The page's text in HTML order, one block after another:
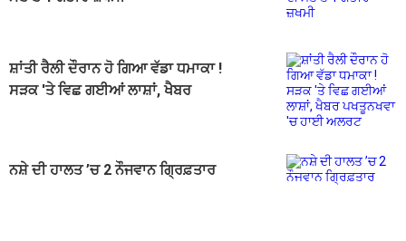
ਸ਼ਾਂਤੀ ਰੈਲੀ ਦੌਰਾਨ ਹੋ ਗਿਆ ਵੱਡਾ ਧਮਾਕਾ !
ਸੜਕ 'ਤੇ ਵਿਛ ਗਈਆਂ ਲਾਸ਼ਾਂ, ਖੈਬਰ
ਨਸ਼ੇ ਦੀ ਹਾਲਤ ’ਚ 2 ਨੌਜਵਾਨ ਗ੍ਰਿਫ਼ਤਾਰ